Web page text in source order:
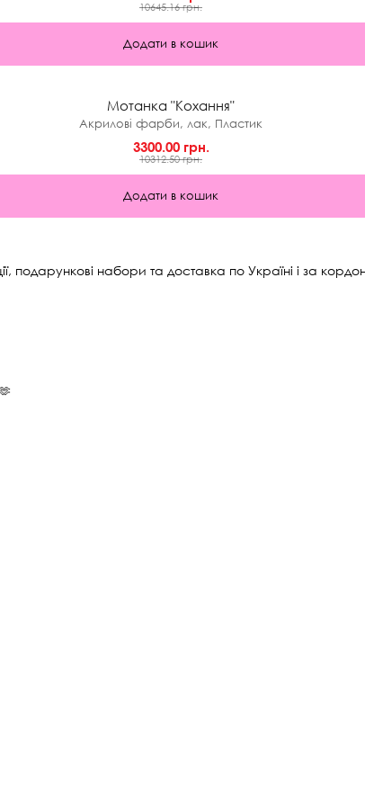
10645.16 грн.
Додати в кошик
★0.0 (0)
Мотанка "Кохання"
Акрилові фарби, лак, Пластик
3300.00 грн.
10312.50 грн.
Додати в кошик
подарункові набори та доставка по Україні і за